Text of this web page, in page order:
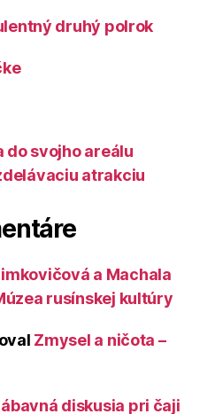
druhý polrok
do svojho areálu
atrakciu
a Machala
rusínskej kultúry
Zmysel a ničota –
diskusia pri čaji